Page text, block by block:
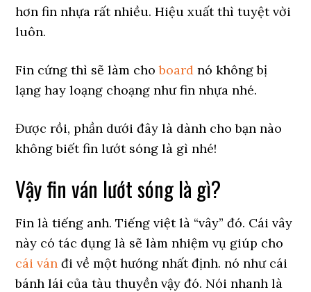
hơn fin nhựa rất nhiều. Hiệu xuất thì tuyệt vời
luôn.
Fin cứng thì sẽ làm choboard nó không bị
lạng hay loạng choạng như fin nhựa nhé.
Được rồi, phần dưới đây là dành cho bạn nào
không biết fin lướt sóng là gì nhé!
Vậy fin ván lướt sóng là gì?
Fin là tiếng anh. Tiếng việt là “vây” đó. Cái vây
này có tác dụng là sẽ làm nhiệm vụ giúp cho
cái ván đi về một hướng nhất định. nó như cái
bánh lái của tàu thuyền vậy đó. Nói nhanh là